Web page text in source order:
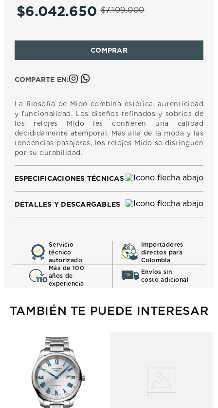
$7.109.000
$6.042.650
COMPARTE EN:
La filosofía de Mido combina estética, autenticidad
y funcionalidad. Los diseños refinados y sobrios de
los relojes Mido les confieren una calidad
decididamente atemporal. Más allá de la moda y las
tendencias pasajeras, los relojes Mido se distinguen
por su durabilidad.
ESPECIFICACIONES TÉCNICAS
DETALLES Y DESCARGABLES
Servicio
técnico
autorizado
Importadores
directos para
Colombia
Más de 100
años de
experiencia
Envíos sin
costo adicional
TAMBIÉN TE PUEDE INTERESAR